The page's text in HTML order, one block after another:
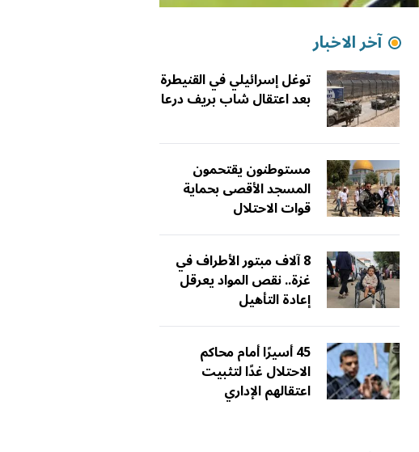
آخر الاخبار
توغل إسرائيلي في القنيطرة
بعد اعتقال شاب بريف درعا
مستوطنون يقتحمون
المسجد الأقصى بحماية
قوات الاحتلال
8 آلاف مبتور الأطراف في
غزة.. نقص المواد يعرقل
إعادة التأهيل
45 أسيرًا أمام محاكم
الاحتلال غدًا لتثبيت
اعتقالهم الإداري